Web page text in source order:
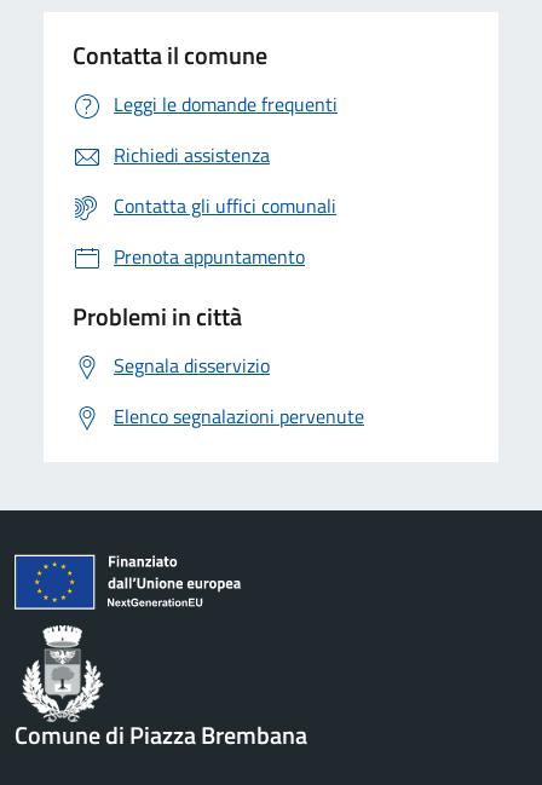
Contatta il comune
Leggi le domande frequenti
Richiedi assistenza
Contatta gli uffici comunali
Prenota appuntamento
Problemi in città
Segnala disservizio
Elenco segnalazioni pervenute
Comune di Piazza Brembana